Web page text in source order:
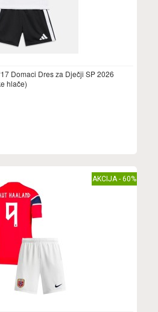
Domaci Dres za Dječji SP 2026
hlače)
AKCIJA - 60%